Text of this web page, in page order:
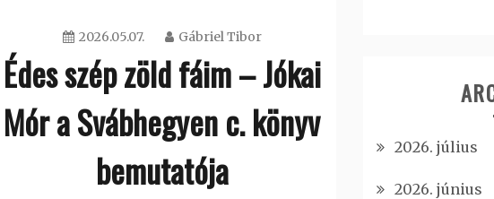
2026.05.07. Gábriel Tibor
Édes szép zöld fáim – Jókai
Mór a Svábhegyen c. könyv
bemutatója
2026. július
2026. június